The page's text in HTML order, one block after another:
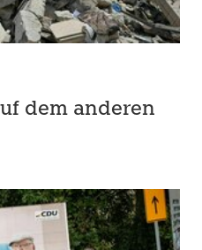
dem anderen